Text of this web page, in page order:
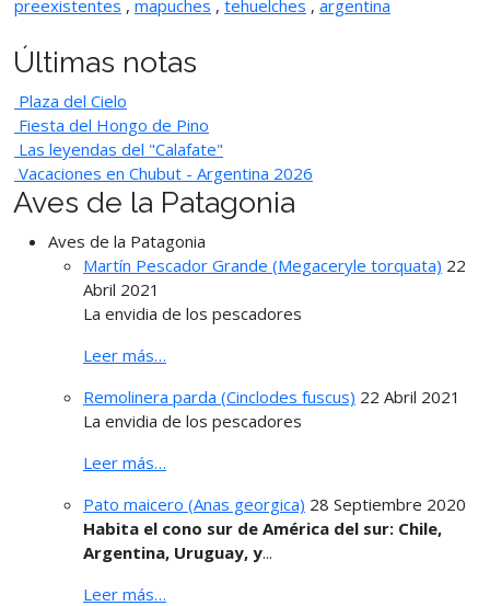
preexistentes , mapuches , tehuelches , argentina
Últimas notas
Plaza del Cielo
Fiesta del Hongo de Pino
Las leyendas del "Calafate"
Vacaciones en Chubut - Argentina 2026
Aves de la Patagonia
Aves de la Patagonia
Martín Pescador Grande (Megaceryle torquata) 22
Abril 2021
La envidia de los pescadores
Leer más…
Remolinera parda (Cinclodes fuscus) 22 Abril 2021
La envidia de los pescadores
Leer más…
Pato maicero (Anas georgica) 28 Septiembre 2020
Habita el cono sur de América del sur: Chile,
Argentina, Uruguay, y...
Leer más…